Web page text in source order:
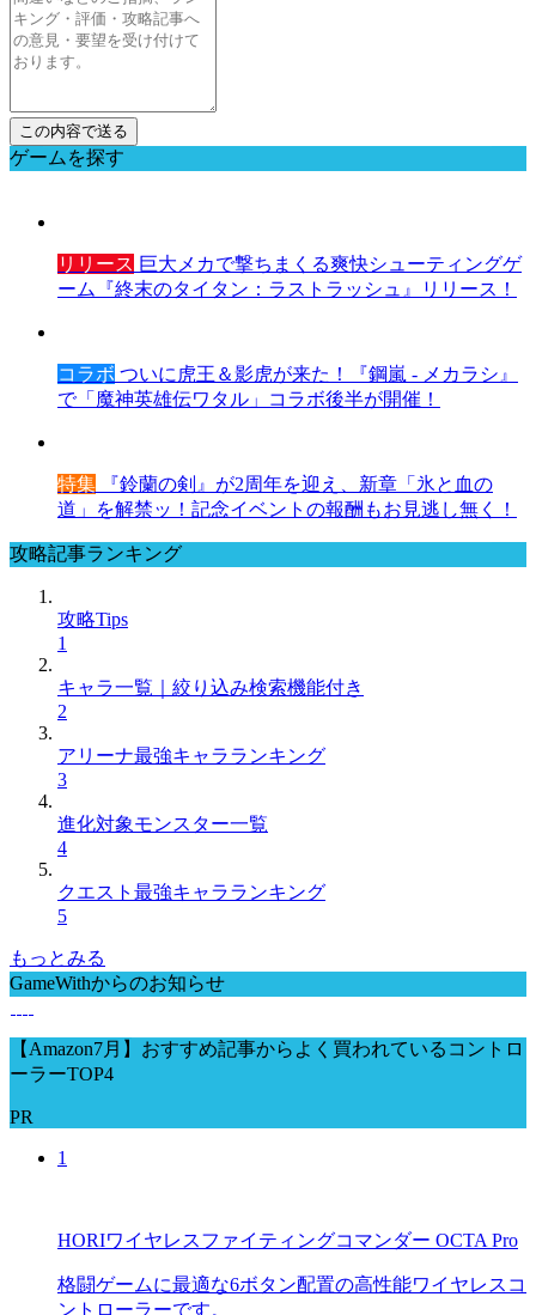
ゲームを探す
リリース 巨大メカで撃ちまくる爽快シューティングゲ
ーム『終末のタイタン：ラストラッシュ』リリース！
コラボ ついに虎王＆影虎が来た！『鋼嵐 - メカラシ』
で「魔神英雄伝ワタル」コラボ後半が開催！
特集 『鈴蘭の剣』が2周年を迎え、新章「氷と血の
道」を解禁ッ！記念イベントの報酬もお見逃し無く！
攻略記事ランキング
攻略Tips
1
キャラ一覧｜絞り込み検索機能付き
2
アリーナ最強キャラランキング
3
進化対象モンスター一覧
4
クエスト最強キャラランキング
5
もっとみる
GameWithからのお知らせ
【Amazon7月】おすすめ記事からよく買われているコントロ
ーラーTOP4
PR
1
HORIワイヤレスファイティングコマンダー OCTA Pro
格闘ゲームに最適な6ボタン配置の高性能ワイヤレスコ
ントローラーです。